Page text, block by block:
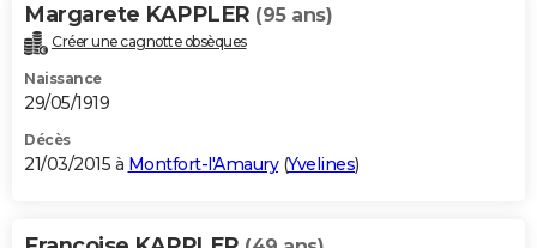
Margarete KAPPLER (95 ans)
Créer une cagnotte obsèques
Naissance
29/05/1919
Décès
21/03/2015 à Montfort-l'Amaury(Yvelines)